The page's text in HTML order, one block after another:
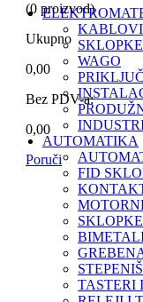
(0 proizvod)
Ukupno
0,00
Bez PDV-a:
0,00
Poruči
KABLOVI
WAGO
AUTOMATIKA
FID
TASTERI